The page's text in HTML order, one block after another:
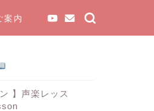
案内
】声楽レッス